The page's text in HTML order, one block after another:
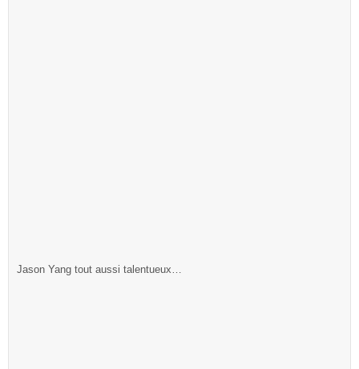
Jason Yang tout aussi talentueux…